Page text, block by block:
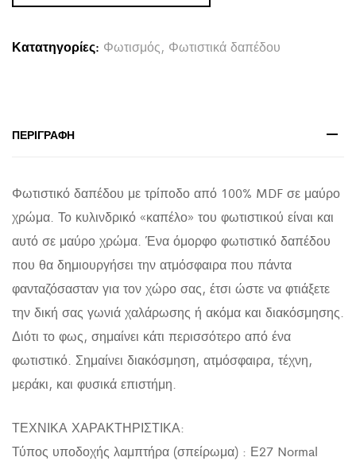
CRUZ
HM7578.05
quantity
Κατατηγορίες: Φωτισμός, Φωτιστικά δαπέδου
ΠΕΡΙΓΡΑΦΉ
Φωτιστικό δαπέδου με τρίποδο από 100% MDF σε μαύρο
χρώμα. Το κυλινδρικό «καπέλο» του φωτιστικού είναι και
αυτό σε μαύρο χρώμα. Ένα όμορφο φωτιστικό δαπέδου
που θα δημιουργήσει την ατμόσφαιρα που πάντα
φανταζόσασταν για τον χώρο σας, έτσι ώστε να φτιάξετε
την δική σας γωνιά χαλάρωσης ή ακόμα και διακόσμησης.
Διότι το φως, σημαίνει κάτι περισσότερο από ένα
φωτιστικό. Σημαίνει διακόσμηση, ατμόσφαιρα, τέχνη,
μεράκι, και φυσικά επιστήμη.
ΤΕΧΝΙΚΑ ΧΑΡΑΚΤΗΡΙΣΤΙΚΑ:
Τύπος υποδοχής λαμπτήρα (σπείρωμα) : Ε27 Normal